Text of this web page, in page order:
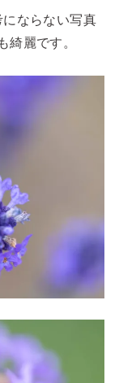
ならない写真
綺麗です。